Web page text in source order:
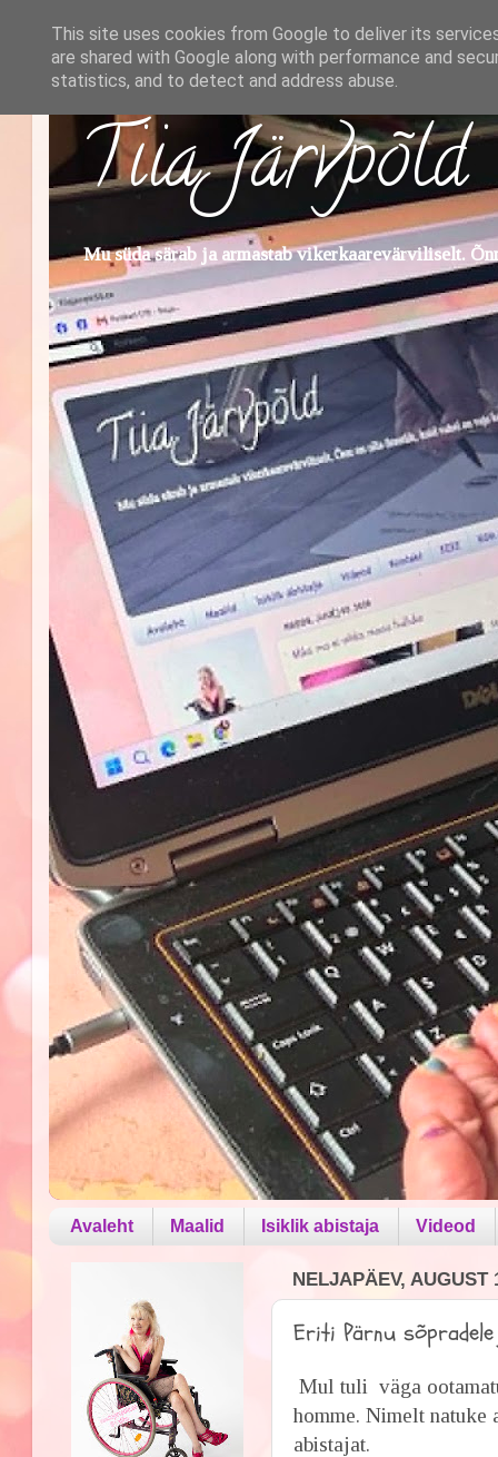
Tiia Järvpõld
Mu süda särab ja armastab vikerkaarevärviliselt.
Avaleht Maalid Isiklik abistaja Videod
NELJAPÄEV, AUGUST
Eriti Pärnu
Mul tuli väga
homme. Nimelt natuke
abistajat.
This site uses cookies from Google to deliver its
are shared with Google along with performance and
statistics, and to detect and address abuse.